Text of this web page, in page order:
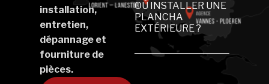
installation,
entretien,
dépannage et
fourniture de
pièces.
plaque en inox. Elle
permet une cuisson
rapide, homogène
et respectueuse des
de la cuisson, sans
contact direct avec
les flammes. Elle
limite les fumées,
OÙ INSTALLER UNE
PLANCHA
EXTÉRIEURE ?
Une plancha